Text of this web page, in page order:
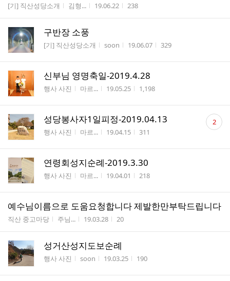
게시판명
[기] 직산성당소개 작성자
김형... 작성시간
19.06.22 조회수
238
구반장 소풍
게시판명
[기] 직산성당소개 작성자
soon 작성시간
19.06.07 조회수
329
신부님 영명축일-2019.4.28
게시판명
행사 사진 작성자
마르... 작성시간
19.05.25 조회수
1,198
성당봉사자1일피정-2019.04.13
게시판명
행사 사진 작성자
마르... 작성시간
19.04.15 조회수
311
댓
글 2
연령회성지순례-2019.3.30
게시판명
행사 사진 작성자
마르... 작성시간
19.04.01 조회수
218
예수님이름으로 도움요청합니다 제발한만부탁드립니다
게시판명
직산 중고마당 작성자
주님... 작성시간
19.03.28 조회수
20
성거산성지도보순례
게시판명
행사 사진 작성자
soon 작성시간
19.03.25 조회수
190